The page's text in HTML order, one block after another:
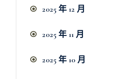
2025 年 12 月
2025 年 11 月
2025 年 10 月